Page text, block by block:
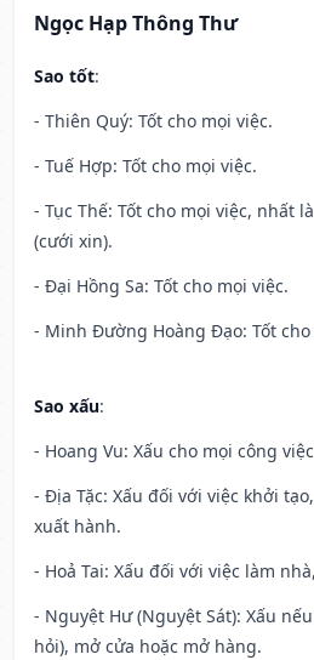
Ngọc Hạp Thông Thư
Sao tốt:
- Thiên Quý: Tốt cho mọi việc.
- Tuế Hợp: Tốt cho mọi việc.
- Tục Thế: Tốt cho mọi việc, nhất
(cưới xin).
- Đại Hồng Sa: Tốt cho mọi việc.
- Minh Đường Hoàng Đạo: Tốt cho
Sao xấu:
- Hoang Vu: Xấu cho mọi công
- Địa Tặc: Xấu đối với việc khởi
xuất hành.
- Hoả Tai: Xấu đối với việc làm
- Nguyệt Hư (Nguyệt Sát): Xấu
hỏi), mở cửa hoặc mở hàng.